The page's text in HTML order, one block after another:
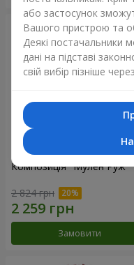
Композиція "Мулен Руж"
2 824 грн
Замовити
або застосунок
Вашого пристрою та
Деякі постачальники
дані на підставі
свій вибір пізніше